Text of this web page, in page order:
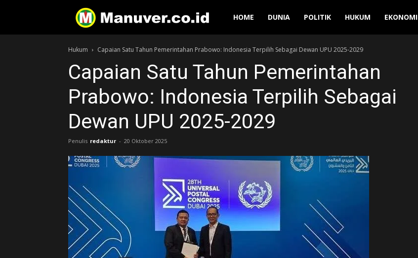
Manuver
HOME DUNIA POLITIK HUKUM EKONOMI
Hukum Capaian Satu Tahun Pemerintahan Prabowo: Indonesia Terpilih Sebagai Dewan UPU 2025-2029
Capaian Satu Tahun Pemerintahan
Prabowo: Indonesia Terpilih Sebagai
Dewan UPU 2025-2029
Penulis redaktur - 20 Oktober 2025